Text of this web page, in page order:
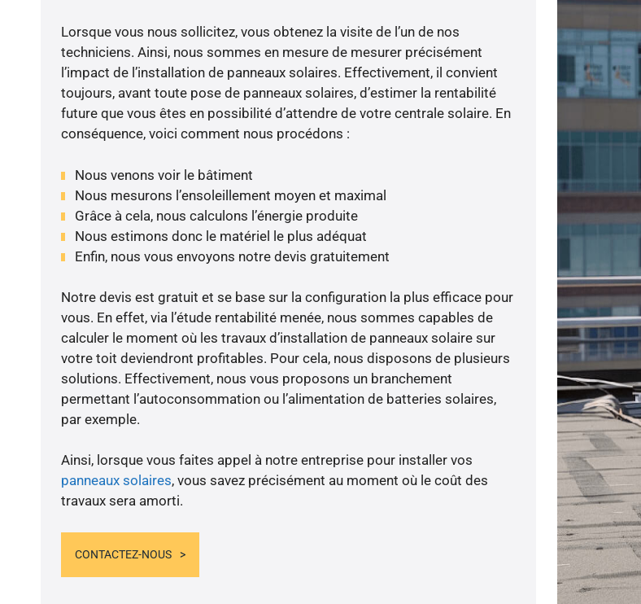
Lorsque vous nous sollicitez, vous obtenez la visite de l’un de nos
techniciens. Ainsi, nous sommes en mesure de mesurer précisément
l’impact de l’installation de panneaux solaires. Effectivement, il convient
toujours, avant toute pose de panneaux solaires, d’estimer la rentabilité
future que vous êtes en possibilité d’attendre de votre centrale solaire. En
conséquence, voici comment nous procédons :
Nous venons voir le bâtiment
Nous mesurons l’ensoleillement moyen et maximal
Grâce à cela, nous calculons l’énergie produite
Nous estimons donc le matériel le plus adéquat
Enfin, nous vous envoyons notre devis gratuitement
Notre devis est gratuit et se base sur la configuration la plus efficace pour
vous. En effet, via l’étude rentabilité menée, nous sommes capables de
calculer le moment où les travaux d’installation de panneaux solaire sur
votre toit deviendront profitables. Pour cela, nous disposons de plusieurs
solutions. Effectivement, nous vous proposons un branchement
permettant l’autoconsommation ou l’alimentation de batteries solaires,
par exemple.
Ainsi, lorsque vous faites appel à notre entreprise pour installer vos
panneaux solaires, vous savez précisément au moment où le coût des
travaux sera amorti.
CONTACTEZ-NOUS